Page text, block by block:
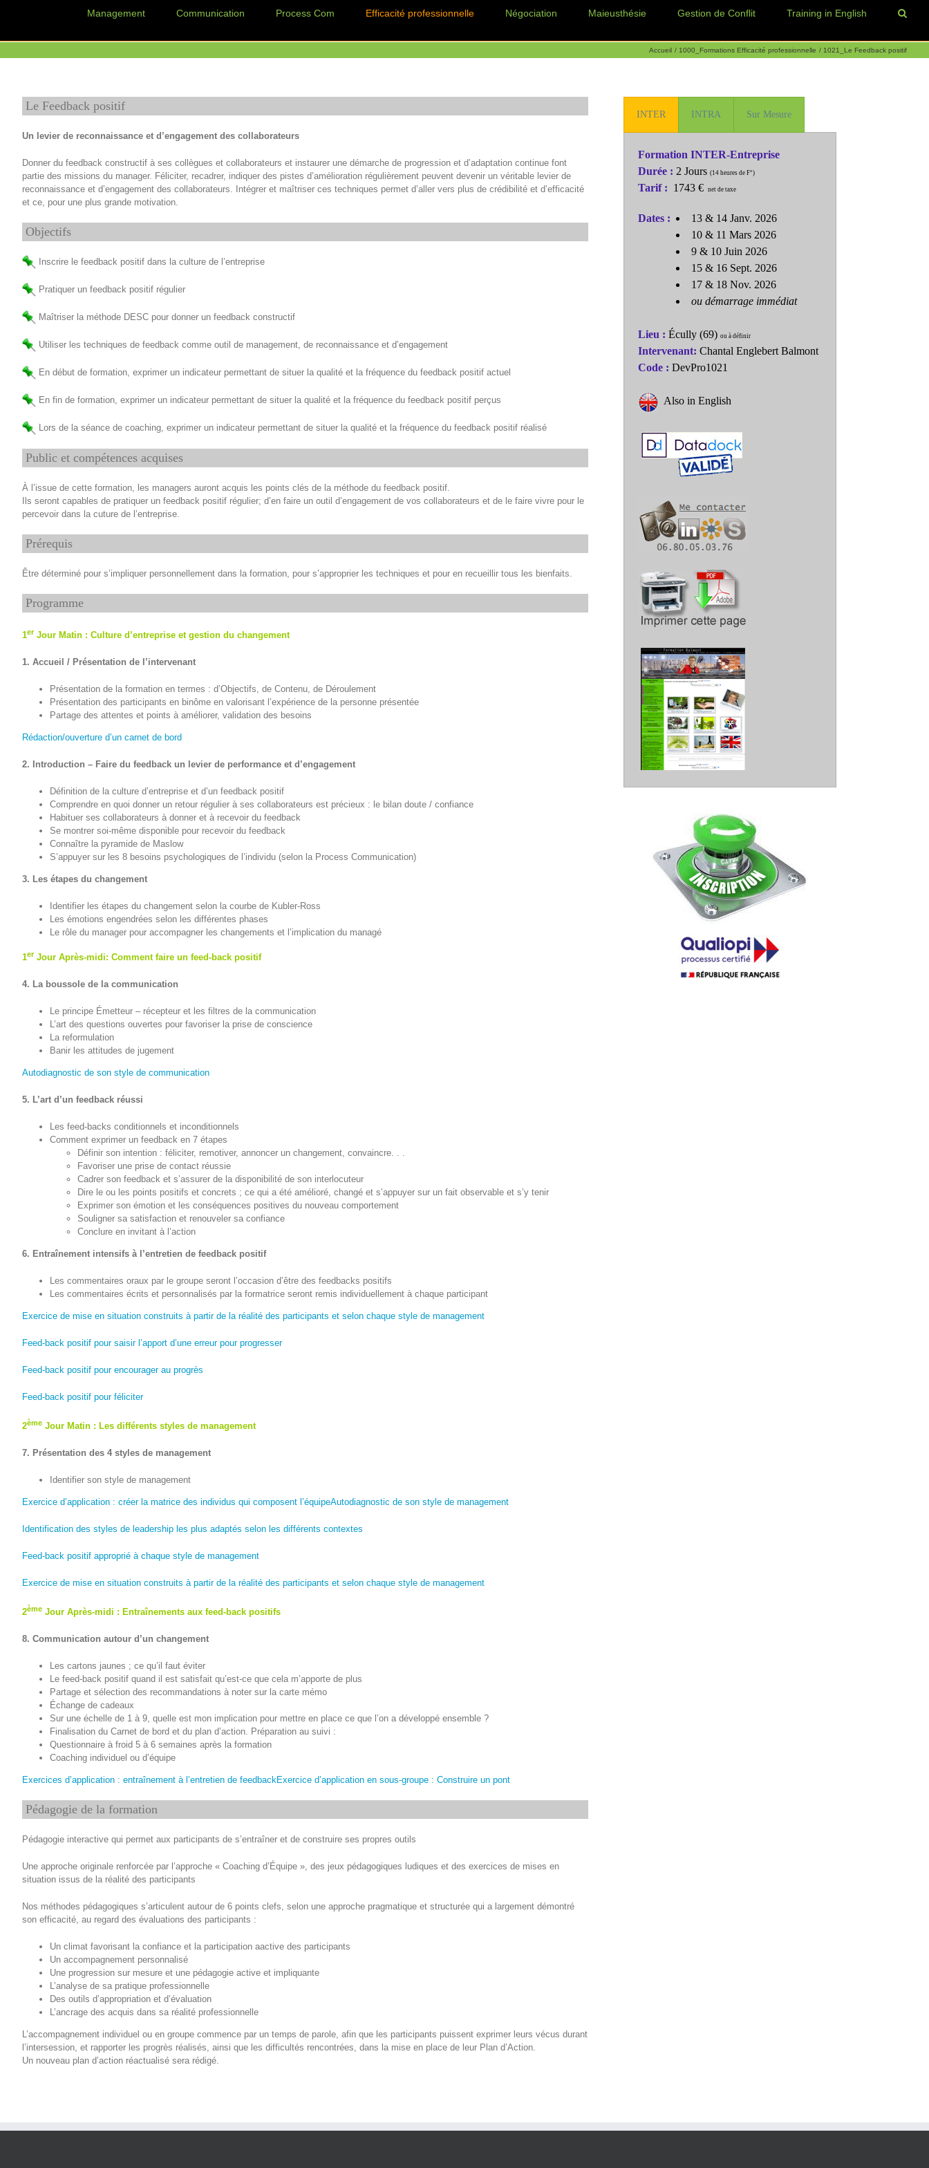
Management Communication Process Com Efficacité professionnelle Négociation Maieusthésie Gestion de Conflit Training in English
Accueil 1000_Formations Efficacité professionnelle 1021_Le Feedback positif
Le Feedback positif
Un levier de reconnaissance et d’engagement des collaborateurs
Donner du feedback constructif à ses collègues et collaborateurs et instaurer une démarche de progression et d’adaptation continue font
partie des missions du manager. Féliciter, recadrer, indiquer des pistes d’amélioration régulièrement peuvent devenir un véritable levier de
reconnaissance et d’engagement des collaborateurs. Intégrer et maîtriser ces techniques permet d’aller vers plus de crédibilité et d’efficacité
et ce, pour une plus grande motivation.
Objectifs
Inscrire le feedback positif dans la culture de l’entreprise
Pratiquer un feedback positif régulier
Maîtriser la méthode DESC pour donner un feedback constructif
Utiliser les techniques de feedback comme outil de management, de reconnaissance et d’engagement
En début de formation, exprimer un indicateur permettant de situer la qualité et la fréquence du feedback positif actuel
En fin de formation, exprimer un indicateur permettant de situer la qualité et la fréquence du feedback positif perçus
Lors de la séance de coaching, exprimer un indicateur permettant de situer la qualité et la fréquence du feedback positif réalisé
Public et compétences acquises
À l’issue de cette formation, les managers auront acquis les points clés de la méthode du feedback positif.
Ils seront capables de pratiquer un feedback positif régulier; d’en faire un outil d’engagement de vos collaborateurs et de le faire vivre pour le
percevoir dans la cuture de l’entreprise.
Prérequis
Être déterminé pour s’impliquer personnellement dans la formation, pour s’approprier les techniques et pour en recueillir tous les bienfaits.
Programme
1er Jour Matin : Culture d’entreprise et gestion du changement
1. Accueil / Présentation de l’intervenant
Présentation de la formation en termes : d’Objectifs, de Contenu, de Déroulement
Présentation des participants en binôme en valorisant l’expérience de la personne présentée
Partage des attentes et points à améliorer, validation des besoins
Rédaction/ouverture d’un carnet de bord
2. Introduction – Faire du feedback un levier de performance et d’engagement
Définition de la culture d’entreprise et d’un feedback positif
Comprendre en quoi donner un retour régulier à ses collaborateurs est précieux : le bilan doute / confiance
Habituer ses collaborateurs à donner et à recevoir du feedback
Se montrer soi-même disponible pour recevoir du feedback
Connaître la pyramide de Maslow
S’appuyer sur les 8 besoins psychologiques de l’individu (selon la Process Communication)
3. Les étapes du changement
Identifier les étapes du changement selon la courbe de Kubler-Ross
Les émotions engendrées selon les différentes phases
Le rôle du manager pour accompagner les changements et l’implication du managé
1erJour Après-midi: Comment faire un feed-back positif
4. La boussole de la communication
Le principe Émetteur – récepteur et les filtres de la communication
L’art des questions ouvertes pour favoriser la prise de conscience
La reformulation
Banir les attitudes de jugement
Autodiagnostic de son style de communication
5. L’art d’un feedback réussi
Les feed-backs conditionnels et inconditionnels
Comment exprimer un feedback en 7 étapes
Définir son intention : féliciter, remotiver, annoncer un changement, convaincre. . .
Favoriser une prise de contact réussie
Cadrer son feedback et s’assurer de la disponibilité de son interlocuteur
Dire le ou les points positifs et concrets ; ce qui a été amélioré, changé et s’appuyer sur un fait observable et s’y tenir
Exprimer son émotion et les conséquences positives du nouveau comportement
Souligner sa satisfaction et renouveler sa confiance
Conclure en invitant à l’action
6. Entraînement intensifs à l’entretien de feedback positif
Les commentaires oraux par le groupe seront l’occasion d’être des feedbacks positifs
Les commentaires écrits et personnalisés par la formatrice seront remis individuellement à chaque participant
Exercice de mise en situation construits à partir de la réalité des participants et selon chaque style de management
Feed-back positif pour saisir l’apport d’une erreur pour progresser
Feed-back positif pour encourager au progrès
Feed-back positif pour féliciter
2ème Jour Matin : Les différents styles de management
7. Présentation des 4 styles de management
Identifier son style de management
Exercice d’application : créer la matrice des individus qui composent l’équipeAutodiagnostic de son style de management
Identification des styles de leadership les plus adaptés selon les différents contextes
Feed-back positif approprié à chaque style de management
Exercice de mise en situation construits à partir de la réalité des participants et selon chaque style de management
2ème Jour Après-midi : Entraînements aux feed-back positifs
8. Communication autour d’un changement
Les cartons jaunes ; ce qu’il faut éviter
Le feed-back positif quand il est satisfait qu’est-ce que cela m’apporte de plus
Partage et sélection des recommandations à noter sur la carte mémo
Échange de cadeaux
Sur une échelle de 1 à 9, quelle est mon implication pour mettre en place ce que l’on a développé ensemble ?
Finalisation du Carnet de bord et du plan d’action. Préparation au suivi :
Questionnaire à froid 5 à 6 semaines après la formation
Coaching individuel ou d’équipe
Exercices d’application : entraînement à l’entretien de feedbackExercice d’application en sous-groupe : Construire un pont
Pédagogie de la formation
Pédagogie interactive qui permet aux participants de s’entraîner et de construire ses propres outils
Une approche originale renforcée par l’approche « Coaching d’Équipe », des jeux pédagogiques ludiques et des exercices de mises en
situation issus de la réalité des participants
Nos méthodes pédagogiques s’articulent autour de 6 points clefs, selon une approche pragmatique et structurée qui a largement démontré
son efficacité, au regard des évaluations des participants :
Un climat favorisant la confiance et la participation aactive des participants
Un accompagnement personnalisé
Une progression sur mesure et une pédagogie active et impliquante
L’analyse de sa pratique professionnelle
Des outils d’appropriation et d’évaluation
L’ancrage des acquis dans sa réalité professionnelle
L’accompagnement individuel ou en groupe commence par un temps de parole, afin que les participants puissent exprimer leurs vécus durant
l’intersession, et rapporter les progrès réalisés, ainsi que les difficultés rencontrées, dans la mise en place de leur Plan d’Action.
Un nouveau plan d’action réactualisé sera rédigé.
INTER INTRA Sur Mesure
Formation INTER-Entreprise
Durée : 2 Jours(14 heures de F°)
Tarif : 1743 € net de taxe
Dates :
13 & 14 Janv. 2026
10 & 11 Mars 2026
9 & 10 Juin 2026
15 & 16 Sept. 2026
17 & 18 Nov. 2026
ou démarrage immédiat
Lieu : Écully (69)ou à définir
Intervenant: Chantal Englebert Balmont
Code : DevPro1021
Also in English